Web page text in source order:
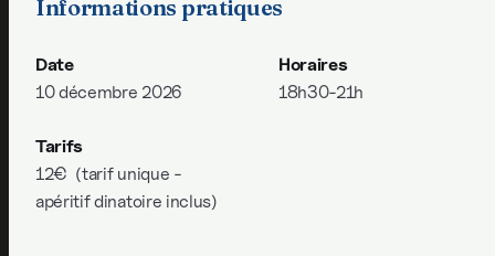
Informations pratiques
Date
10 décembre 2026
Horaires
18h30-21h
Tarifs
12€ (tarif unique -
apéritif dinatoire inclus)